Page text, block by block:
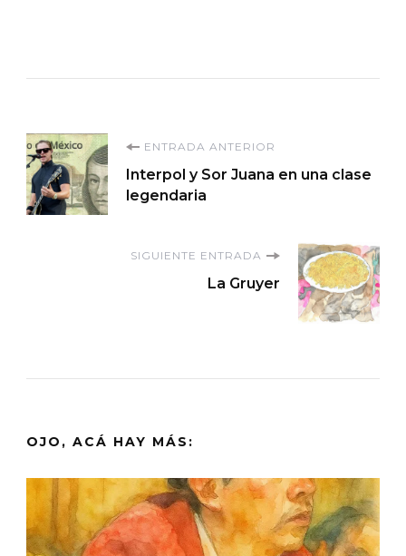
Navegación
de
entradas
ENTRADA ANTERIOR
Interpol y Sor Juana en una clase
legendaria
SIGUIENTE ENTRADA
La Gruyer
OJO, ACÁ HAY MÁS: